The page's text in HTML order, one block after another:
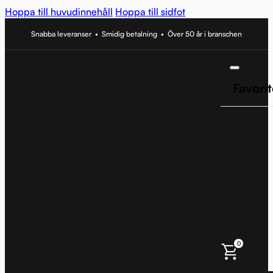
Hoppa till huvudinnehåll Hoppa till sidfot
Snabba leveranser • Smidig betalning • Över 50 år i branschen
0